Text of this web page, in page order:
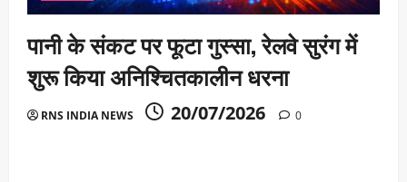
पानी के संकट पर फूटा गुस्सा, रेलवे सुरंग में
शुरू किया अनिश्चितकालीन धरना
RNS INDIA NEWS 20/07/2026 0